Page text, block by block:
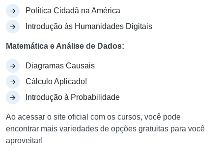
Política Cidadã na América
Introdução às Humanidades Digitais
Matemática e Análise de Dados:
Diagramas Causais
Cálculo Aplicado!
Introdução à Probabilidade
Ao acessar o site oficial com os cursos, você pode
encontrar mais variedades de opções gratuitas para você
aproveitar!